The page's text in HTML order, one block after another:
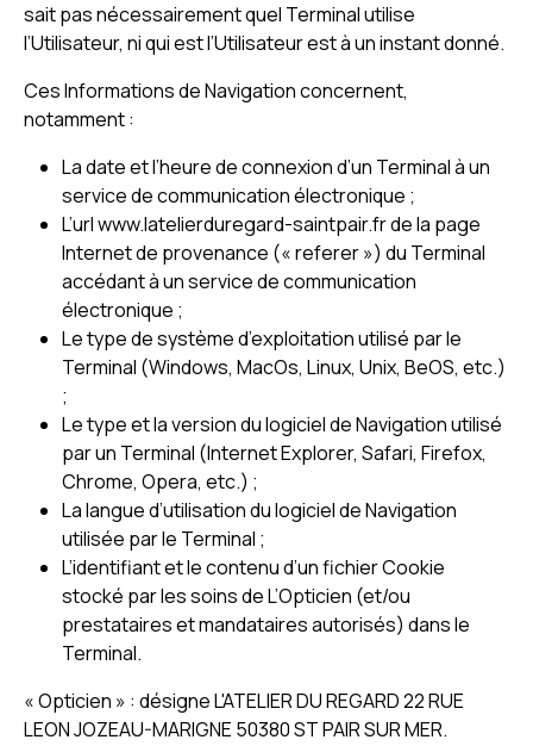
sait pas nécessairement quel Terminal utilise
l’Utilisateur, ni qui est l’Utilisateur est à un instant donné.
Ces Informations de Navigation concernent,
notamment :
La date et l’heure de connexion d’un Terminal à un
service de communication électronique ;
L’url www.latelierduregard-saintpair.fr de la page
Internet de provenance (« referer ») du Terminal
accédant à un service de communication
électronique ;
Le type de système d’exploitation utilisé par le
Terminal (Windows, MacOs, Linux, Unix, BeOS, etc.)
;
Le type et la version du logiciel de Navigation utilisé
par un Terminal (Internet Explorer, Safari, Firefox,
Chrome, Opera, etc.) ;
La langue d’utilisation du logiciel de Navigation
utilisée par le Terminal ;
L’identifiant et le contenu d’un fichier Cookie
stocké par les soins de L’Opticien (et/ou
prestataires et mandataires autorisés) dans le
Terminal.
« Opticien » : désigne L'ATELIER DU REGARD 22 RUE
LEON JOZEAU-MARIGNE 50380 ST PAIR SUR MER.